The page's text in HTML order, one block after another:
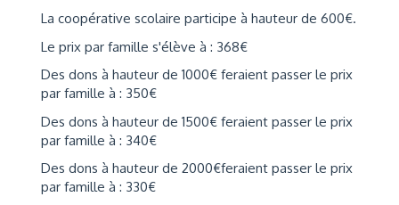
La coopérative scolaire participe à hauteur de 600€.
Le prix par famille s'élève à : 368€
Des dons à hauteur de 1000€ feraient passer le prix
par famille à : 350€
Des dons à hauteur de 1500€ feraient passer le prix
par famille à : 340€
Des dons à hauteur de 2000€feraient passer le prix
par famille à : 330€